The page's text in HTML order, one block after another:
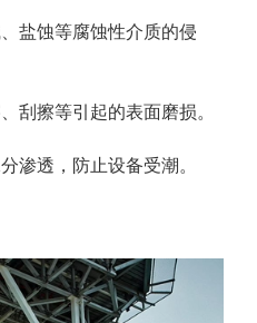
盐蚀等腐蚀性介质的侵
刮擦等引起的表面磨损。
渗透，防止设备受潮。